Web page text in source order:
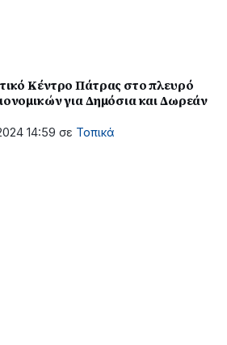
Κέντρο Πάτρας στο πλευρό
για Δημόσια και Δωρεάν
14:59 σε Τοπικά